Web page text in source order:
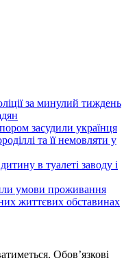
за минулий тиждень
засудили українця
та її немовляти у
в туалеті заводу і
умови проживання
життєвих обставинах
Обов’язкові